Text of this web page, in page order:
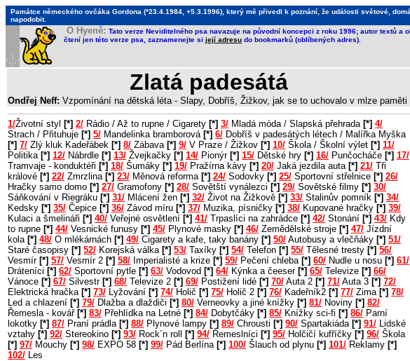
Památce německého ovčáka Gordona (*23.4.1984, +5.3.1996), který mě přivedl k poznání, že události světové,
napodobit.
O Hyeně: Tato verze Neviditelného psa navazuje na původní koncepci z roku 1996; autor textů a
čtení jen této verze psa, zaznamenejte si její adresu do bookmarků (oblíbených adres).
Zlatá padesátá
Ondřej Neff: Vzpomínání na dětská léta - Slapy, Dobříš, Žižkov, jak se to uchovalo v mlze paměti
1/Životní styl [*] 2/ Rádio / Až to rupne / Cigarety [*] 3/ Mladá móda / Slapská přehrada [*] 4/
Strach / Přituhuje [*] 5/ Mandelinka bramborová [*] 6/ Dobříš v padesátých létech / Malířka Myška
[*] 7/ Zlý kluk Kadeřábek [*] 8/ Zábava [*] 9/ V Praze / Žižkov [*] 10/ Škola / Školní výlet [*] 11/
Politika [*] 12/ Nábrdle [*] 13/ Žvejkačky [*] 14/ Pionýr [*] 15/ Dětské hry [*] 16/ Punčocháče [*] 17/
Tramvaje - konduktéři [*] 18/ Šumáky [*] 19/ Pražírna kávy [*] 20/ Jaká jezdila auta [*] 21/ Tři
králové [*] 22/ Zmrzlina [*] 23/ Měnová reforma [*] 24/ Sodovky [*] 25/ Sportovní střelnice [*] 26/
Hračky samo domo [*] 27/ Gramofony [*] 28/ Sovětští vynálezci [*] 29/ Sovětské filmy [*] 30/
Sáňkování v Riegráku [*] 31/ Mlácení žen [*] 32/ Život na Žižkově [*] 33/ Stalinův pomník [*] 34/
Kedsky [*] 35/ Čepice [*] 36/ Závod míru [*] 37/ Muzika, písničky [*] 38/ Kupované hračky [*] 39/
Kulaci a šmelináři [*] 40/ Veřejné osvětlení [*] 41/ Trpaslíci na zahrádce [*] 42/ Stonání [*] 43/ Kdy
to rupne [*] 44/ Vesnické funusy [*] 45/ Plynové masky [*] 46/ Zemědělské stroje [*] 47/ Jízdní
kola [*] 48/ O mlékárnách [*] 49/ Cigarety a kafe, taky banány [*] 50/ Autobusy a vlečňáky [*] 51/
Staré časopisy [*] 52/ Korejská válka [*] 53/ Taxíky [*] 54/ Telefon [*] 55/ Tělesné tresty [*] 56/
Vesmír [*] 57/ Vesmír 2 [*] 58/ Imperialisté a krize [*] 59/ Pečení chleba [*] 60/ Nudle u nosu [*] 61/
Dráteníci [*] 62/ Sportovní pytle [*] 63/ Vodovod [*] 64/ Kýnka a čeeser [*] 65/ Televize [*] 66/
Vánoce [*] 67/ Silvestr [*] 68/ Televize 2 [*] 69/ Postižení lidé [*] 70/ Auta 2 [*] 71/ Auta 3 [*] 72/
Elektrická hračka [*] 73/ Lyžování [*] 74/ Holič [*] 75/ Holič 2 [*] 76/ Kadeřník2 [*] 77/ Zima [*] 78/
Led a chlazení [*] 79/ Dlažba a dlaždiči [*] 80/ Verneovky a jiné knížky [*] 81/ Noviny [*] 82/
Řemesla - kovář [*] 83/ Přehlídka na Letné [*] 84/ Dobytčáky [*] 85/ Knížky sci-fi [*] 86/ Parní
lokotky [*] 87/ Praní prádla [*] 88/ Plynové lampy [*] 89/ Chrousti [*] 90/ Spartakiáda [*] 91/ Lidské
vztahy [*] 92/ Stereokino [*] 93/ Rock´n roll [*] 94/ Řemeslníci [*] 95/ Holčičí kufříčky [*] 96/ Škola
[*] 97/ Mouchy [*] 98/ EXPO 58 [*] 99/ Pád Berlína [*] 100/ Šlauch od plynu [*] 101/ Reklamy [*]
102/ Les